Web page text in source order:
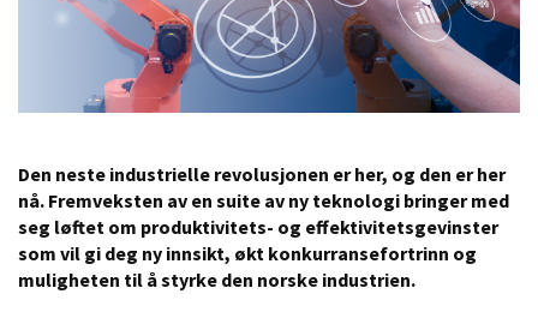
Den neste industrielle revolusjonen er her, og den er her
nå. Fremveksten av en suite av ny teknologi bringer med
seg løftet om produktivitets- og effektivitetsgevinster
som vil gi deg ny innsikt, økt konkurransefortrinn og
muligheten til å styrke den norske industrien.